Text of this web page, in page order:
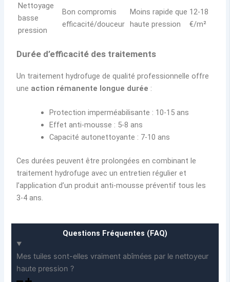
Nettoyage
basse
pression
Bon compromis
efficacité/douceur
Moins rapide que
haute pression
12-18
€/m²
Durée d’efficacité des traitements
Un traitement hydrofuge de qualité professionnelle offre
une action rémanente longue durée :
Protection imperméabilisante : 10-15 ans
Effet anti-mousse : 5-8 ans
Capacité autonettoyante : 7-10 ans
Ces durées peuvent être prolongées en combinant le
traitement hydrofuge avec un entretien régulier et
l’application d’un produit anti-mousse préventif tous les
3-4 ans.
Questions Fréquentes (FAQ)
Mes tuiles sont-elles vraiment abîmées par le nettoyeur
haute pression ?